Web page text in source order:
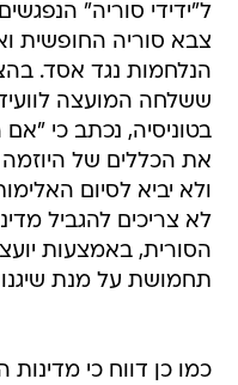
ל"ידידי סוריה"
צבא סוריה החופשית
הנלחמות נגד אסד.
ששלחה המועצה
בטוניסיה, נכתב כי
את הכללים של
ולא יביא לסיום
לא צריכים להגביל
הסורית, באמצעות
תחמושת על מנת
כמו כן דווח כי